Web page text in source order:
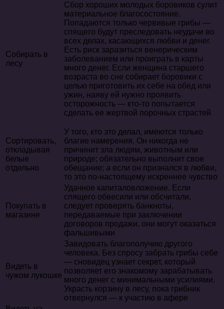
Собирать в
лесу
Сбор хороших молодых боровиков сулит
материальное благосостояние.
Попадаются только червивые грибы —
спящего будут преследовать неудачи во
всех делах, касающихся любви и денег.
Есть риск заразиться венерическим
заболеванием или проиграть в карты
много денег. Если женщина старшего
возраста во сне собирает боровики с
целью приготовить их себе на обед или
ужин, наяву ей нужно проявить
осторожность — кто-то попытается
сделать ее жертвой порочных страстей
Сортировать,
откладывая
белые
отдельно
У того, кто это делал, имеются только
благие намерения. Он никогда не
причинит зла людям, животным или
природе; обязательно выполнит свое
обещание; а если он признался в любви,
то это по-настоящему искреннее чувство
Покупать в
магазине
Удачное капиталовложение. Если
спящего обвесили или обсчитали,
следует проверять банкноты,
передаваемые при заключении
договоров продажи, они могут оказаться
фальшивыми
Видеть в
чужом лукошке
Завидовать благополучию другого
человека. Без спросу забрать грибы себе
— сновидец узнает секрет, который
позволяет его знакомому зарабатывать
много денег с минимальными усилиями.
Украсть корзину в лесу, пока грибник
отвернулся — к участию в афере